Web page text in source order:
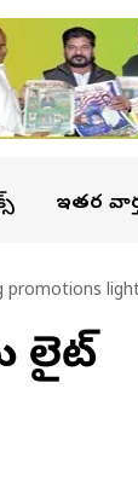
ఇతర
promotions
లైట్